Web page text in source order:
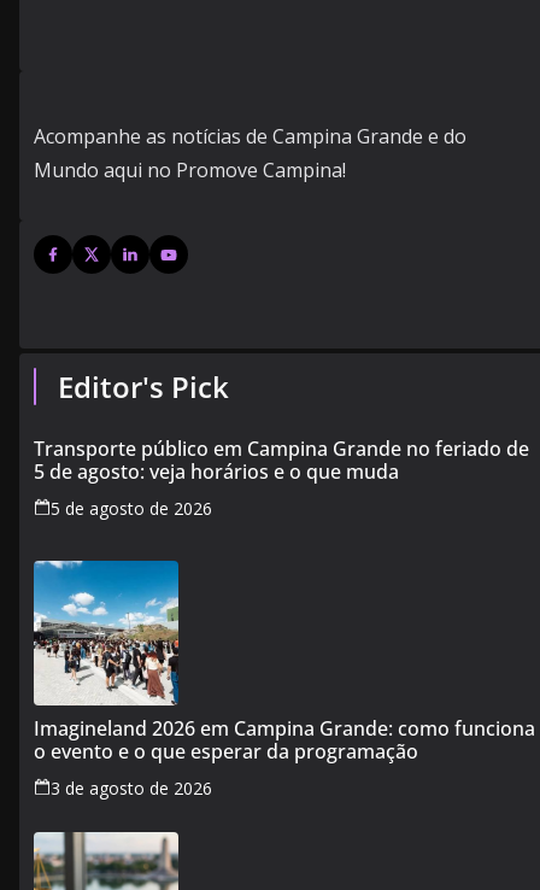
Acompanhe as notícias de Campina Grande e do
Mundo aqui no Promove Campina!
Editor's Pick
Transporte público em Campina Grande no feriado de
5 de agosto: veja horários e o que muda
5 de agosto de 2026
Imagineland 2026 em Campina Grande: como funciona
o evento e o que esperar da programação
3 de agosto de 2026